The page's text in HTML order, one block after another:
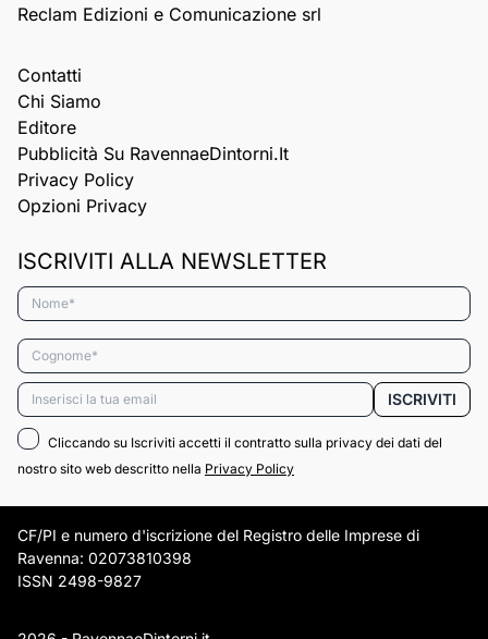
Reclam Edizioni e Comunicazione srl
Contatti
Chi Siamo
Editore
Pubblicità Su RavennaeDintorni.it
Privacy Policy
Opzioni Privacy
ISCRIVITI ALLA NEWSLETTER
Nome*
Cognome*
Email* ISCRIVITI
Cliccando su Iscriviti accetti il contratto sulla privacy dei dati del
nostro sito web descritto nella Privacy Policy
CF/PI e numero d'iscrizione del Registro delle Imprese di
Ravenna: 02073810398
ISSN 2498-9827